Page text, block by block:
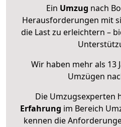
Ein Umzug nach
Herausforderungen mit
die Last zu erleichtern –
Wir haben mehr als 13
Umzügen
Die Umzugsexperten
Erfahrung im Bereich
kennen die